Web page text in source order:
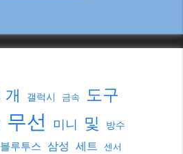
개 갤럭시 금속 도구
무선 미니 및 방수
블루투스 삼성 세트 센서